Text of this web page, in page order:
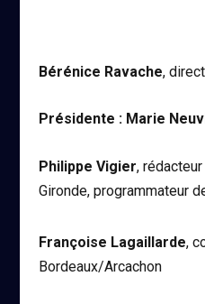
Bérénice Ravache,
Présidente : Marie
Philippe Vigier,
Gironde, programmateur
Françoise Lagaillarde,
Bordeaux/Arcachon